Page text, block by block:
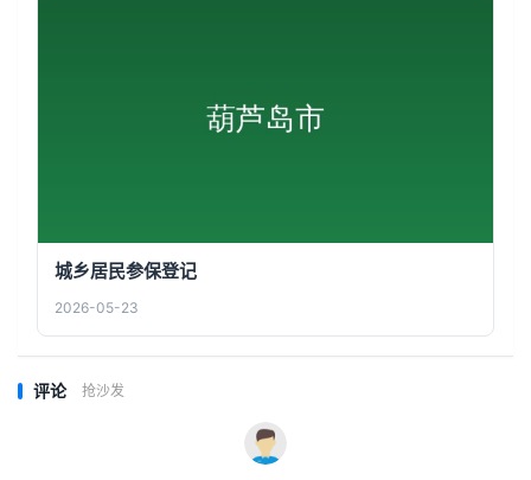
城乡居民参保登记
2026-05-23
评论 抢沙发